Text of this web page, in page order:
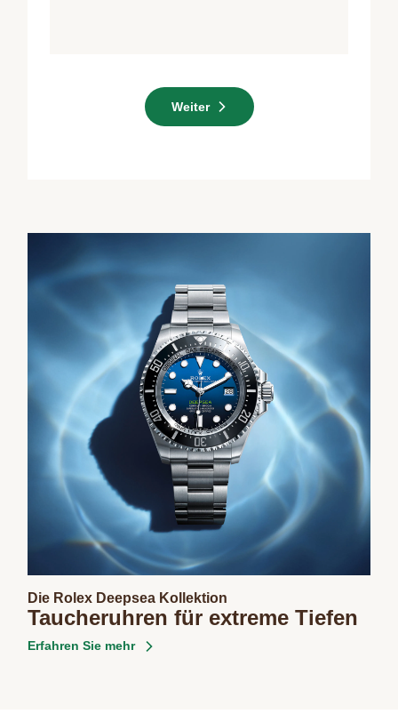
Weiter
Die Rolex Deepsea Kollektion
Taucheruhren für extreme Tiefen
Erfahren Sie mehr